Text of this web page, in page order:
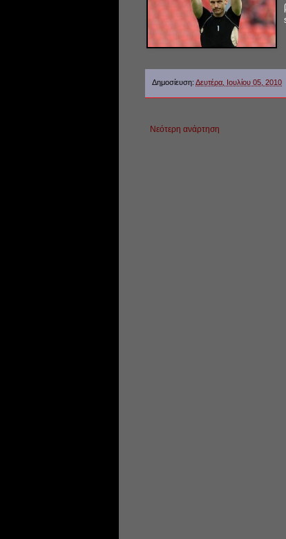
Δημοσίευση: Δευτέρα, Ιουλίου 05, 2010
Νεότερη ανάρτηση